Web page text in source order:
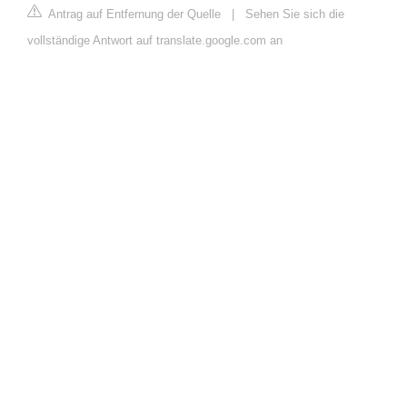
Antrag auf Entfernung der Quelle | Sehen Sie sich die
vollständige Antwort auf translate.google.com an